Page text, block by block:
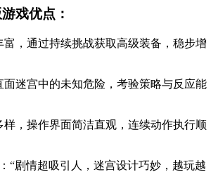
戏优点：
富，通过持续挑战获取高级装备，稳步增
面迷宫中的未知危险，考验策略与反应能
样，操作界面简洁直观，连续动作执行顺
“剧情超吸引人，迷宫设计巧妙，越玩越